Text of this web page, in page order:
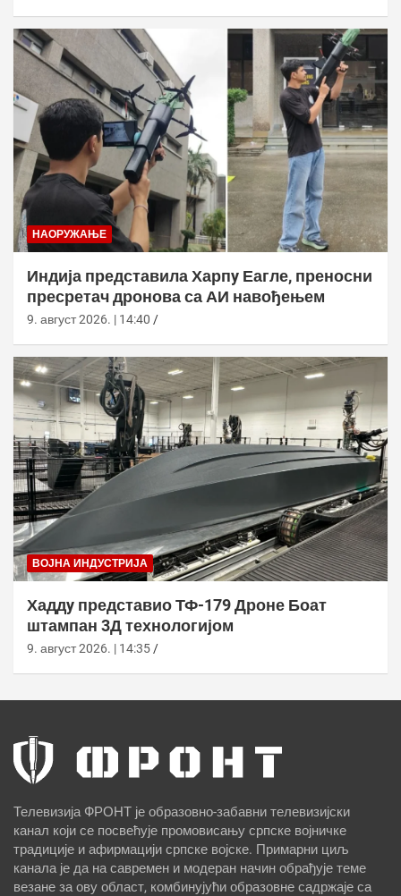
НАОРУЖАЊЕ
Индија представила Харпy Еагле, преносни
пресретач дронова са АИ навођењем
9. август 2026. | 14:40
ВОЈНА ИНДУСТРИЈА
Хаддy представио ТФ-179 Дроне Боат
штампан 3Д технологијом
9. август 2026. | 14:35
Телевизија ФРОНТ је образовно-забавни телевизијски
канал који се посвећује промовисању српске војничке
традиције и афирмацији српске војске. Примарни циљ
канала је да на савремен и модеран начин обрађује теме
везане за ову област, комбинујући образовне садржаје са